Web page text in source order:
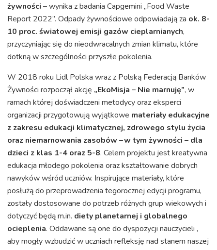
żywności – wynika z badania Capgemini „Food Waste
Report 2022”. Odpady żywnościowe odpowiadają za ok. 8-
10 proc. światowej emisji gazów cieplarnianych,
przyczyniając się do nieodwracalnych zmian klimatu, które
dotkną w szczególności przyszłe pokolenia.
W 2018 roku Lidl Polska wraz z Polską Federacją Banków
Żywności rozpoczął akcję „EkoMisja – Nie marnuję”, w
ramach której doświadczeni metodycy oraz eksperci
organizacji przygotowują wyjątkowe materiały edukacyjne
z zakresu edukacji klimatycznej, zdrowego stylu życia
oraz niemarnowania zasobów – w tym żywności – dla
dzieci z klas 1-4 oraz 5-8. Celem projektu jest kreatywna
edukacja młodego pokolenia oraz kształtowanie dobrych
nawyków wśród uczniów. Inspirujące materiały, które
posłużą do przeprowadzenia tegorocznej edycji programu,
zostały dostosowane do potrzeb różnych grup wiekowych i
dotyczyć będą m.in. diety planetarnej i globalnego
ocieplenia. Oddawane są one do dyspozycji nauczycieli ,
aby mogły wzbudzić w uczniach refleksję nad stanem naszej